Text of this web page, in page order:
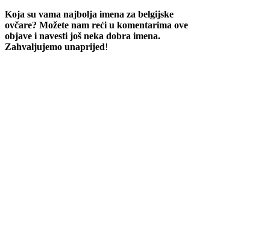
Koja su vama najbolja imena za belgijske
ovčare? Možete nam reći u komentarima ove
objave i navesti još neka dobra imena.
Zahvaljujemo unaprijed!